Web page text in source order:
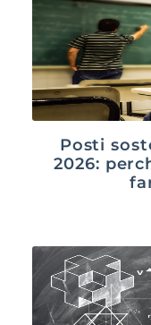
Posti
2026: